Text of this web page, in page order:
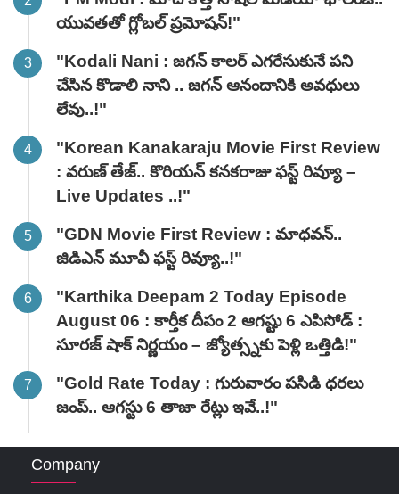
యువతతో గ్లోబల్ ప్రమోషన్!"
"Kodali Nani : జగన్ కాలర్ ఎగరేసుకునే పని
చేసిన కొడాలి నాని .. జగన్ ఆనందానికి అవధులు
లేవు..!"
"Korean Kanakaraju Movie First Review
: వరుణ్ తేజ్.. కొరియన్ కనకరాజు ఫస్ట్ రివ్యూ –
Live Updates ..!"
"GDN Movie First Review : మాధవన్..
జిడిఎన్ మూవీ ఫ‌స్ట్ రివ్యూ..!"
"Karthika Deepam 2 Today Episode
August 06 : కార్తీక దీపం 2 ఆగష్టు 6 ఎపిసోడ్ :
సూరజ్ షాక్ నిర్ణయం – జ్యోత్స్నకు పెళ్లి ఒత్తిడి!"
"Gold Rate Today : గురువారం పసిడి ధరలు
జంప్.. ఆగస్టు 6 తాజా రేట్లు ఇవే..!"
Company